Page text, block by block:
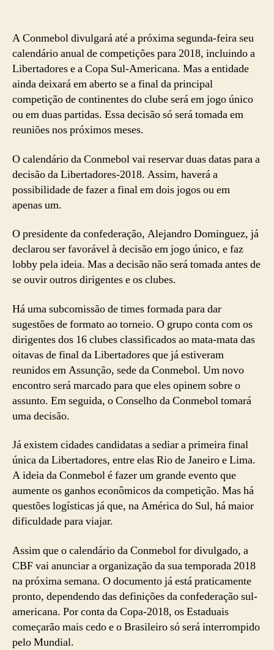
A Conmebol divulgará até a próxima segunda-feira seu
calendário anual de competições para 2018, incluindo a
Libertadores e a Copa Sul-Americana. Mas a entidade
ainda deixará em aberto se a final da principal
competição de continentes do clube será em jogo único
ou em duas partidas. Essa decisão só será tomada em
reuniões nos próximos meses.
O calendário da Conmebol vai reservar duas datas para a
decisão da Libertadores-2018. Assim, haverá a
possibilidade de fazer a final em dois jogos ou em
apenas um.
O presidente da confederação, Alejandro Dominguez, já
declarou ser favorável à decisão em jogo único, e faz
lobby pela ideia. Mas a decisão não será tomada antes de
se ouvir outros dirigentes e os clubes.
Há uma subcomissão de times formada para dar
sugestões de formato ao torneio. O grupo conta com os
dirigentes dos 16 clubes classificados ao mata-mata das
oitavas de final da Libertadores que já estiveram
reunidos em Assunção, sede da Conmebol. Um novo
encontro será marcado para que eles opinem sobre o
assunto. Em seguida, o Conselho da Conmebol tomará
uma decisão.
Já existem cidades candidatas a sediar a primeira final
única da Libertadores, entre elas Rio de Janeiro e Lima.
A ideia da Conmebol é fazer um grande evento que
aumente os ganhos econômicos da competição. Mas há
questões logísticas já que, na América do Sul, há maior
dificuldade para viajar.
Assim que o calendário da Conmebol for divulgado, a
CBF vai anunciar a organização da sua temporada 2018
na próxima semana. O documento já está praticamente
pronto, dependendo das definições da confederação sul-
americana. Por conta da Copa-2018, os Estaduais
começarão mais cedo e o Brasileiro só será interrompido
pelo Mundial.